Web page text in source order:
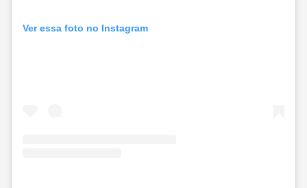
Ver essa foto no Instagram